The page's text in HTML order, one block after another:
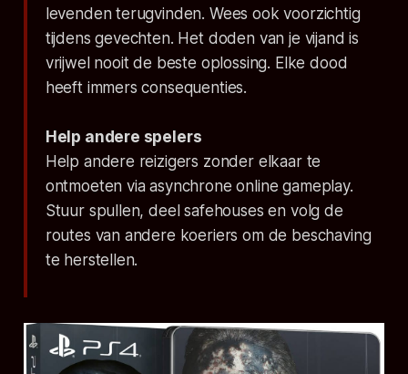
levenden terugvinden. Wees ook voorzichtig
tijdens gevechten. Het doden van je vijand is
vrijwel nooit de beste oplossing. Elke dood
heeft immers consequenties.
Help andere spelers
Help andere reizigers zonder elkaar te
ontmoeten via asynchrone online gameplay.
Stuur spullen, deel safehouses en volg de
routes van andere koeriers om de beschaving
te herstellen.